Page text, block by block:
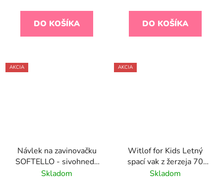
DO KOŠÍKA DO KOŠÍKA
AKCIA
Návlek na zavinovačku
SOFTELLO - sivohnedý
les
Skladom
AKCIA
Witlof for Kids Letný
spací vak z žerzeja 70
cm Vintage Flowers
Skladom